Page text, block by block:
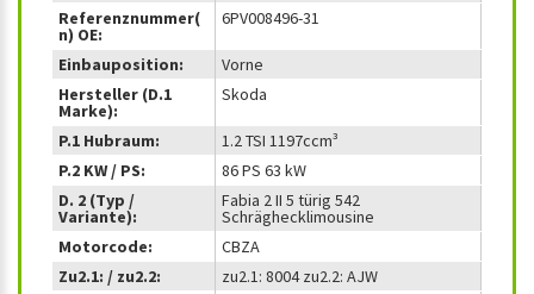
Referenznummer(
n) OE:
6PV008496-31
Einbauposition:
Vorne
Hersteller (D.1
Marke):
Skoda
P.1 Hubraum:
1.2 TSI 1197ccm³
P.2 KW / PS:
86 PS 63 kW
D. 2 (Typ /
Variante):
Fabia 2 II 5 türig 542
Schräghecklimousine
Motorcode:
CBZA
Zu2.1: / zu2.2:
zu2.1: 8004 zu2.2: AJW